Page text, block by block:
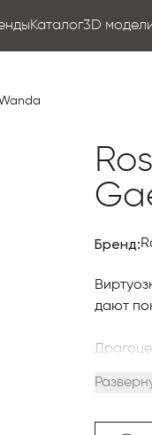
Каталог3D
Бренд:
дают